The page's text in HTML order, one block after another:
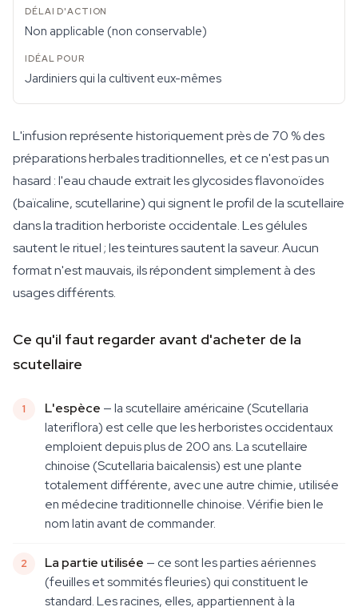
Non applicable (non conservable)
Jardiniers qui la cultivent eux-mêmes
L'infusion représente historiquement près de 70 % des
préparations herbales traditionnelles, et ce n'est pas un
hasard : l'eau chaude extrait les glycosides flavonoïdes
(baïcaline, scutellarine) qui signent le profil de la scutellaire
dans la tradition herboriste occidentale. Les gélules
sautent le rituel ; les teintures sautent la saveur. Aucun
format n'est mauvais, ils répondent simplement à des
usages différents.
Ce qu'il faut regarder avant d'acheter de la
scutellaire
L'espèce — la scutellaire américaine (Scutellaria
lateriflora) est celle que les herboristes occidentaux
emploient depuis plus de 200 ans. La scutellaire
chinoise (Scutellaria baicalensis) est une plante
totalement différente, avec une autre chimie, utilisée
en médecine traditionnelle chinoise. Vérifie bien le
nom latin avant de commander.
La partie utilisée — ce sont les parties aériennes
(feuilles et sommités fleuries) qui constituent le
standard. Les racines, elles, appartiennent à la